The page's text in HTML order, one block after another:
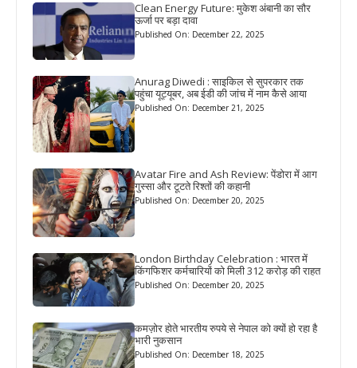
Clean Energy Future: मुकेश अंबानी का सौर
ऊर्जा पर बड़ा दावा
Published On: December 22, 2025
Anurag Diwedi : साइकिल से सुपरकार तक
पहुंचा यूट्यूबर, अब ईडी की जांच में नाम कैसे आया
Published On: December 21, 2025
Avatar Fire and Ash Review: पेंडोरा में आग
गुस्सा और टूटते रिश्तों की कहानी
Published On: December 20, 2025
London Birthday Celebration : भारत में
किंगफिशर कर्मचारियों को मिली 312 करोड़ की राहत
Published On: December 20, 2025
कमज़ोर होते भारतीय रुपये से नेपाल को क्यों हो रहा है
भारी नुकसान
Published On: December 18, 2025